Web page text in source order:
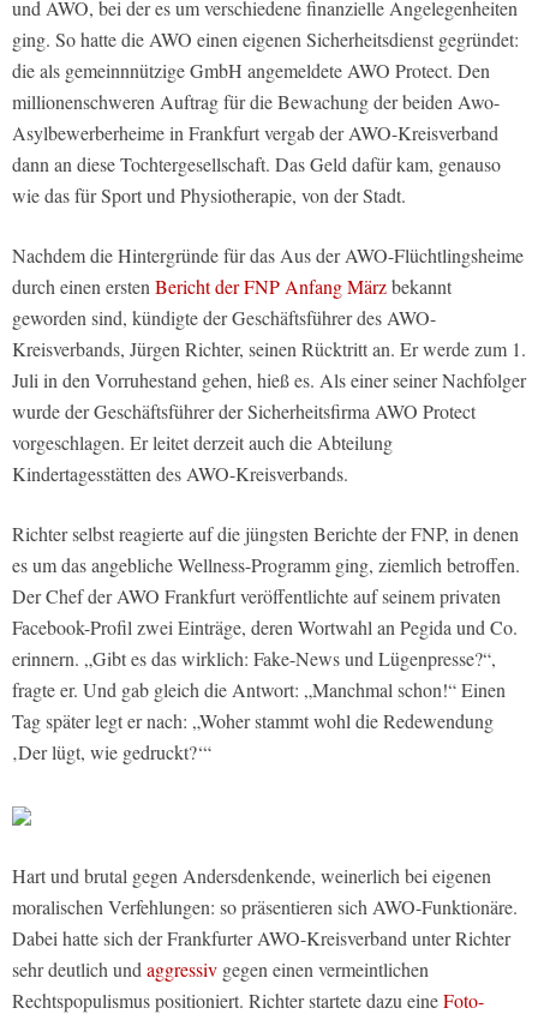
und AWO, bei der es um verschiedene finanzielle Angelegenheiten
ging. So hatte die AWO einen eigenen Sicherheitsdienst gegründet:
die als gemeinnnützige GmbH angemeldete AWO Protect. Den
millionenschweren Auftrag für die Bewachung der beiden Awo-
Asylbewerberheime in Frankfurt vergab der AWO-Kreisverband
dann an diese Tochtergesellschaft. Das Geld dafür kam, genauso
wie das für Sport und Physiotherapie, von der Stadt.
Nachdem die Hintergründe für das Aus der AWO-Flüchtlingsheime
durch einen erstenBericht der FNP Anfang Märzbekannt
geworden sind, kündigte der Geschäftsführer des AWO-
Kreisverbands, Jürgen Richter, seinen Rücktritt an. Er werde zum 1.
Juli in den Vorruhestand gehen, hieß es. Als einer seiner Nachfolger
wurde der Geschäftsführer der Sicherheitsfirma AWO Protect
vorgeschlagen. Er leitet derzeit auch die Abteilung
Kindertagesstätten des AWO-Kreisverbands.
Richter selbst reagierte auf die jüngsten Berichte der FNP, in denen
es um das angebliche Wellness-Programm ging, ziemlich betroffen.
Der Chef der AWO Frankfurt veröffentlichte auf seinem privaten
Facebook-Profil zwei Einträge, deren Wortwahl an Pegida und Co.
erinnern. „Gibt es das wirklich: Fake-News und Lügenpresse?“,
fragte er. Und gab gleich die Antwort: „Manchmal schon!“ Einen
Tag später legt er nach: „Woher stammt wohl die Redewendung
‚Der lügt, wie gedruckt?‘“
Hart und brutal gegen Andersdenkende, weinerlich bei eigenen
moralischen Verfehlungen: so präsentieren sich AWO-Funktionäre.
Dabei hatte sich der Frankfurter AWO-Kreisverband unter Richter
sehr deutlich und aggressiv gegen einen vermeintlichen
Rechtspopulismus positioniert. Richter startete dazu eineFoto-